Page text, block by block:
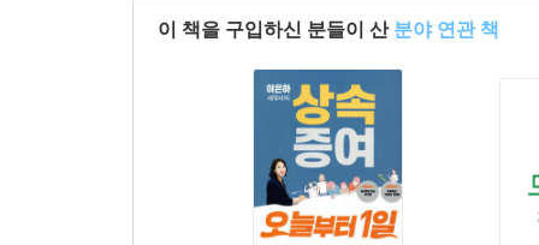
04 청산금, 재건축 공사기간 2가지 질문
청산금도 양도세 내야 할까?
재건축 공사기간도 보유기간에 포함될까?
05 재건축 동안의 거주용 대체주택 비과세 될까?
재건축 1주택자의 대체주택, 양도세 비과세 받으려
이 책을 구입하신 분들이 산 분야 연관 책